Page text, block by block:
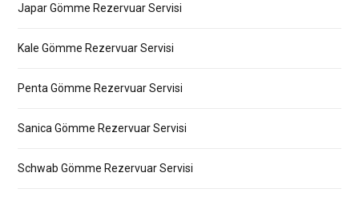
Japar Gömme Rezervuar Servisi
Kale Gömme Rezervuar Servisi
Penta Gömme Rezervuar Servisi
Sanica Gömme Rezervuar Servisi
Schwab Gömme Rezervuar Servisi